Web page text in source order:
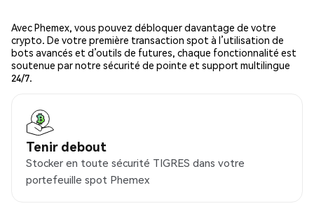
Avec Phemex, vous pouvez débloquer davantage de votre
crypto. De votre première transaction spot à l’utilisation de
bots avancés et d’outils de futures, chaque fonctionnalité est
soutenue par notre sécurité de pointe et support multilingue
24/7.
Tenir debout
Stocker en toute sécurité TIGRES dans votre
portefeuille spot Phemex